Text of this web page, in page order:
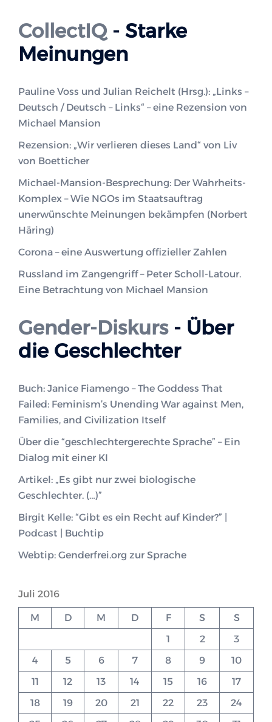
CollectIQ- Starke
Meinungen
Pauline Voss und Julian Reichelt (Hrsg.): „Links –
Deutsch / Deutsch – Links“ – eine Rezension von
Michael Mansion
Rezension: „Wir verlieren dieses Land“ von Liv
von Boetticher
Michael-Mansion-Besprechung: Der Wahrheits-
Komplex – Wie NGOs im Staatsauftrag
unerwünschte Meinungen bekämpfen (Norbert
Häring)
Corona – eine Auswertung offizieller Zahlen
Russland im Zangengriff – Peter Scholl-Latour.
Eine Betrachtung von Michael Mansion
Gender-Diskurs- Über
die Geschlechter
Buch: Janice Fiamengo – The Goddess That
Failed: Feminism’s Unending War against Men,
Families, and Civilization Itself
Über die “geschlechtergerechte Sprache” – Ein
Dialog mit einer KI
Artikel: „Es gibt nur zwei biologische
Geschlechter. (…)”
Birgit Kelle: “Gibt es ein Recht auf Kinder?” |
Podcast | Buchtip
Webtip: Genderfrei.org zur Sprache
Juli 2016
M D M D F S
S
1
2
3
4
5 6 7 8 9
10
11
12 13 14 15 16
17
18
19 20 21 22 23
24